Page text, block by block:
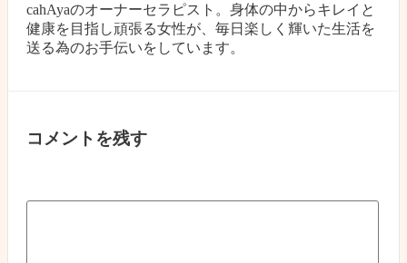
cahAyaのオーナーセラピスト。身体の中からキレイと
健康を目指し頑張る女性が、毎日楽しく輝いた生活を
送る為のお手伝いをしています。
コメントを残す